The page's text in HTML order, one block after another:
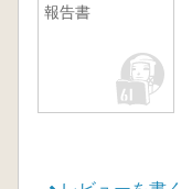
報告書